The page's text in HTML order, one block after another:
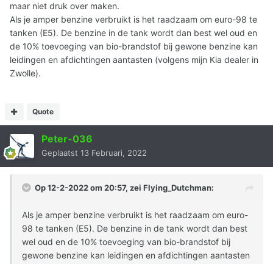
maar niet druk over maken.
Als je amper benzine verbruikt is het raadzaam om euro-98 te
tanken (E5). De benzine in de tank wordt dan best wel oud en
de 10% toevoeging van bio-brandstof bij gewone benzine kan
leidingen en afdichtingen aantasten (volgens mijn Kia dealer in
Zwolle).
Quote
Peter-036
Geplaatst 13 Februari, 2022
Op 12-2-2022 om 20:57, zei Flying_Dutchman:
Als je amper benzine verbruikt is het raadzaam om euro-
98 te tanken (E5). De benzine in de tank wordt dan best
wel oud en de 10% toevoeging van bio-brandstof bij
gewone benzine kan leidingen en afdichtingen aantasten